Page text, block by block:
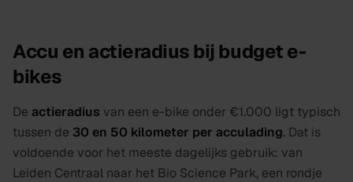
Accu en actieradius bij budget e-
bikes
De actieradius van een e-bike onder €1.000 ligt typisch
tussen de 30 en 50 kilometer per acculading. Dat is
voldoende voor het meeste dagelijks gebruik: van
Leiden Centraal naar het Bio Science Park, een rondje